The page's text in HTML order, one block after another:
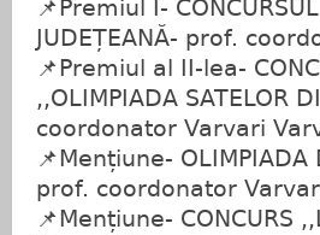
📌Premiul I-
JUDEȚEANĂ- prof.
📌Premiul al II-lea-
,,OLIMPIADA SATELOR
coordonator Varvari
📌Mențiune- OLIMPIADA
prof. coordonator
📌Mențiune- CONCURS